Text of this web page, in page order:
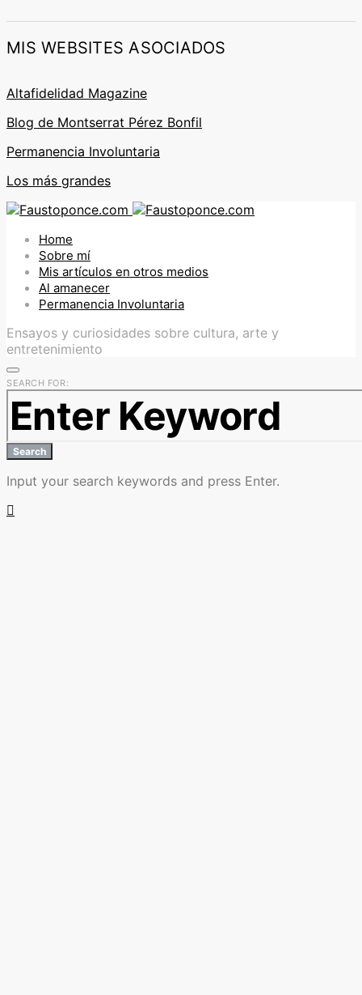
MIS WEBSITES ASOCIADOS
Altafidelidad Magazine
Blog de Montserrat Pérez Bonfil
Permanencia Involuntaria
Los más grandes
Home
Sobre mí
Mis artículos en otros medios
Al amanecer
Permanencia Involuntaria
Ensayos y curiosidades sobre cultura, arte y
entretenimiento
SEARCH FOR:
Search
Input your search keywords and press Enter.